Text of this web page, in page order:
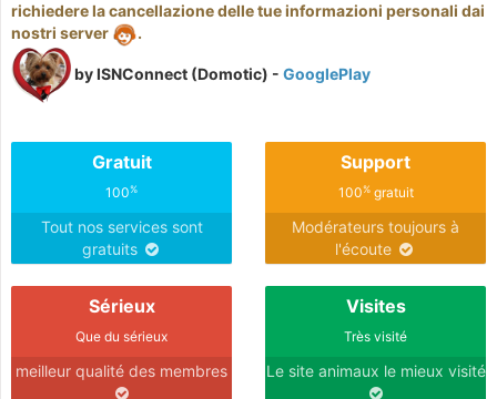
richiedere la cancellazione delle tue informazioni personali dai
nostri server
.
by ISNConnect (Domotic) - GooglePlay
Gratuit
100%
Tout nos services sont
gratuits
Support
100%gratuit
Modérateurs toujours à
l'écoute
Sérieux
Que du sérieux
meilleur qualité des membres
Visites
Très visité
Le site animaux le mieux visité